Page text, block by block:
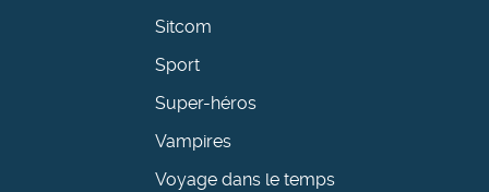
Sitcom
Sport
Super-héros
Vampires
Voyage dans le temps